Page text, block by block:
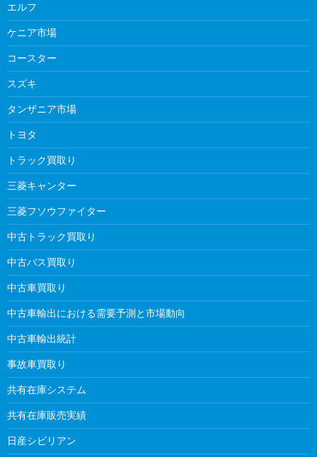
エルフ
ケニア市場
コースター
スズキ
タンザニア市場
トヨタ
トラック買取り
三菱キャンター
三菱フソウファイター
中古トラック買取り
中古バス買取り
中古車買取り
中古車輸出における需要予測と市場動向
中古車輸出統計
事故車買取り
共有在庫システム
共有在庫販売実績
日産シビリアン